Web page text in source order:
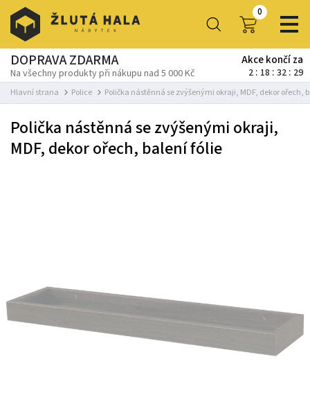
0
DOPRAVA ZDARMA
Na všechny produkty při nákupu nad 5 000 Kč
Akce končí za
2 18 32 29
Hlavní strana Police Polička nástěnná se zvýšenými okraji, MDF, dekor ořech,
Polička nástěnná se zvýšenými okraji,
MDF, dekor ořech, balení fólie